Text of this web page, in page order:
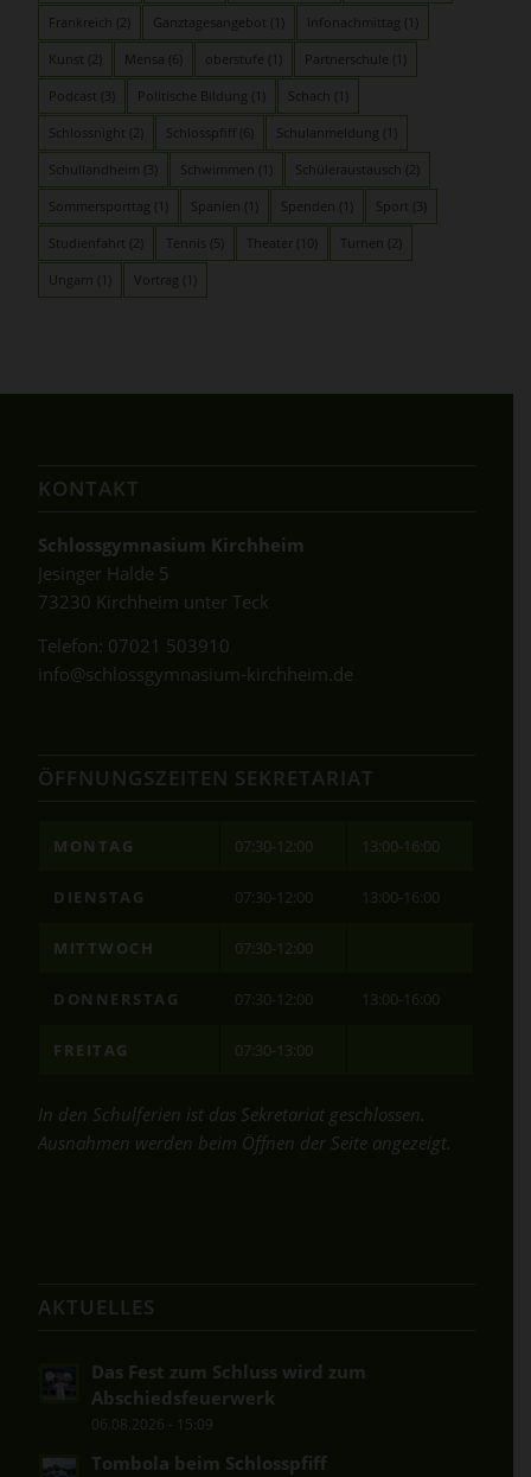
Frankreich Ganztagesangebot (1) Infonachmittag (1)
Kunst Mensa oberstufe (1) Partnerschule (1)
Podcast (3) Politische Bildung (1) Schach (1)
Schlossnight Schlosspfiff Schulanmeldung (1)
Schullandheim (3) Schwimmen (1) Schüleraustausch
Sommersporttag (1) Spanien (1) Spenden (1) Sport (3)
Studienfahrt Tennis Theater (10) Turnen
Ungarn (1) Vortrag (1)
KONTAKT
Schlossgymnasium Kirchheim
Jesinger Halde 5
73230 Kirchheim unter Teck
Telefon: 07021 503910
info@schlossgymnasium-kirchheim.de
ÖFFNUNGSZEITEN SEKRETARIAT
MONTAG 07:30-12:00 13:00-16:00
DIENSTAG 07:30-12:00 13:00-16:00
MITTWOCH 07:30-12:00
DONNERSTAG 07:30-12:00 13:00-16:00
FREITAG 07:30-13:00
In den Schulferien ist das Sekretariat geschlossen.
Ausnahmen werden beim Öffnen der Seite angezeigt.
AKTUELLES
Das Fest zum Schluss wird zum
Abschiedsfeuerwerk
06.08.2026 - 15:09
Tombola beim Schlosspfiff